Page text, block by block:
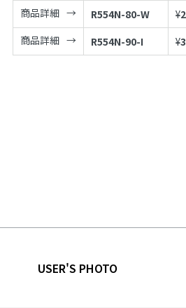
商品詳細
R554N-80-W ¥
商品詳細
R554N-90-I ¥
USER'S PHOTO